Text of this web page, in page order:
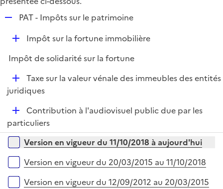
p
i
e
r
PAT - Impôts sur le patrimoine
D
p
i
e
Impôt sur la fortune immobilière
Impôt de solidarité sur la fortune
D
é
i
e
r
Taxe sur la valeur vénale des immeubles des entités
juridiques
D
é
p
e
r
Contribution à l'audiovisuel public due par les
particuliers
Versions sur la période
Version en vigueur du 11/10/2018 à aujourd'hui
Version en vigueur du 20/03/2015 au 11/10/2018
Version en vigueur du 12/09/2012 au 20/03/2015